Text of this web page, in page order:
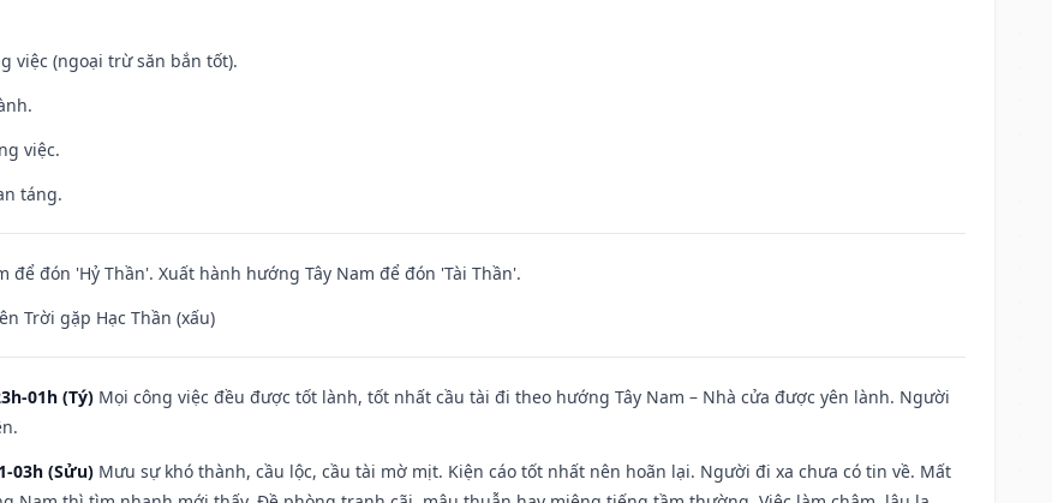
việc (ngoại trừ săn bắn tốt).
việc.
táng.
để đón 'Hỷ Thần'. Xuất hành hướng Tây Nam để đón 'Tài Thần'.
Trời gặp Hạc Thần (xấu)
01h (Tý) Mọi công việc đều được tốt lành, tốt nhất cầu tài đi theo hướng Tây Nam – Nhà cửa được yên lành. Người
03h (Sửu) Mưu sự khó thành, cầu lộc, cầu tài mờ mịt. Kiện cáo tốt nhất nên hoãn lại. Người đi xa chưa có tin về. Mất